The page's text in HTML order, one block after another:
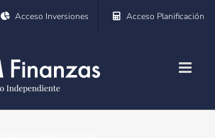
Acceso Inversiones Acceso Planificación